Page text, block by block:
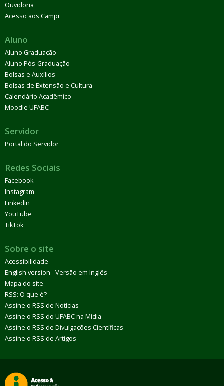
Ouvidoria
Acesso aos Campi
Aluno
Aluno Graduação
Aluno Pós-Graduação
Bolsas e Auxílios
Bolsas de Extensão e Cultura
Calendário Acadêmico
Moodle UFABC
Servidor
Portal do Servidor
Redes Sociais
Facebook
Instagram
LinkedIn
YouTube
TikTok
Sobre o site
Acessibilidade
English version - Versão em Inglês
Mapa do site
RSS: O que é?
Assine o RSS de Notícias
Assine o RSS do UFABC na Mídia
Assine o RSS de Divulgações Científicas
Assine o RSS de Artigos